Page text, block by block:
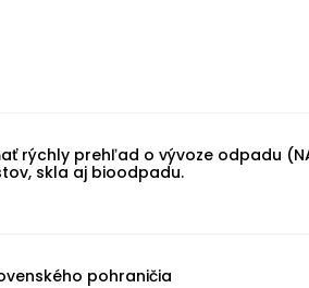
rýchly prehľad o vývoze odpadu
skla aj bioodpadu.
pohraničia